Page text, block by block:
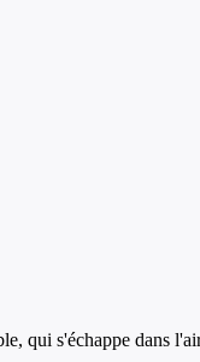
qui s'échappe dans